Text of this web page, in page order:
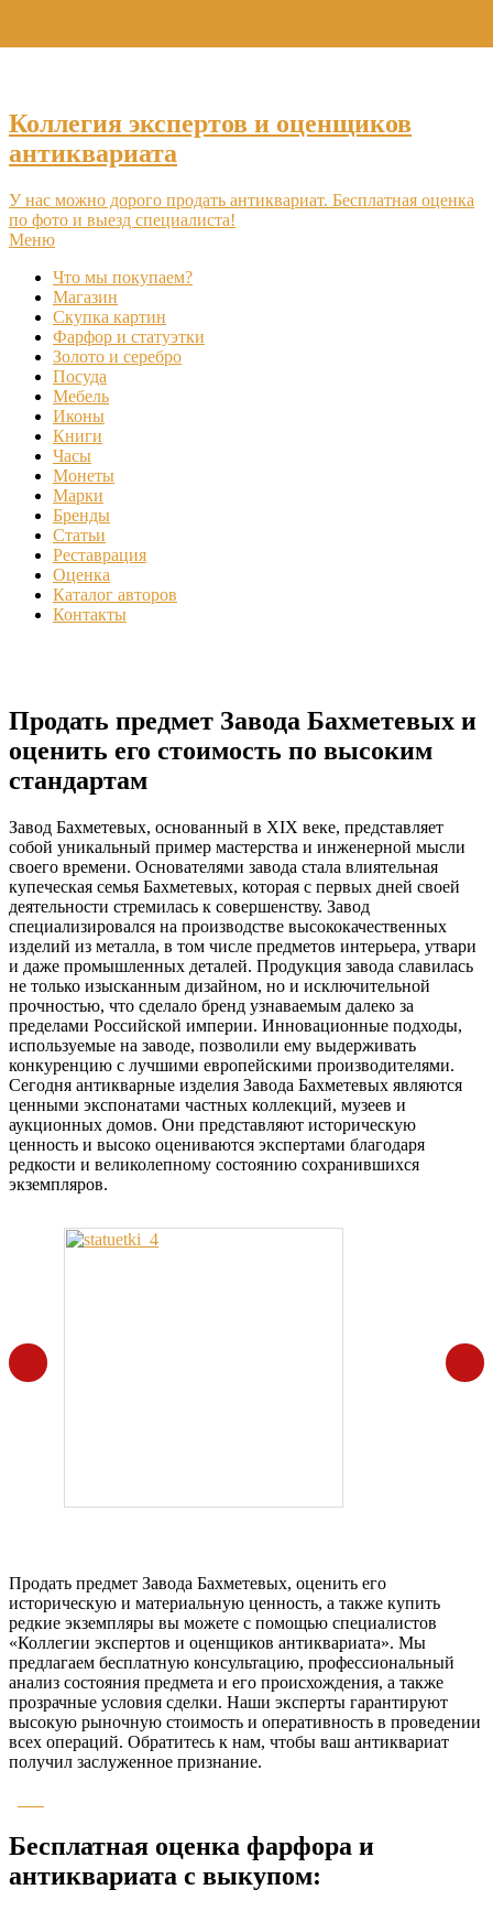
Коллегия экспертов и оценщиков
антиквариата
У нас можно дорого продать антиквариат. Бесплатная оценка
по фото и выезд специалиста!
Меню
Что мы покупаем?
Магазин
Скупка картин
Фарфор и статуэтки
Золото и серебро
Посуда
Мебель
Иконы
Книги
Часы
Монеты
Марки
Бренды
Статьи
Реставрация
Оценка
Каталог авторов
Контакты
Продать предмет Завода Бахметевых и
оценить его стоимость по высоким
стандартам
Завод Бахметевых, основанный в XIX веке, представляет
собой уникальный пример мастерства и инженерной мысли
своего времени. Основателями завода стала влиятельная
купеческая семья Бахметевых, которая с первых дней своей
деятельности стремилась к совершенству. Завод
специализировался на производстве высококачественных
изделий из металла, в том числе предметов интерьера, утвари
и даже промышленных деталей. Продукция завода славилась
не только изысканным дизайном, но и исключительной
прочностью, что сделало бренд узнаваемым далеко за
пределами Российской империи. Инновационные подходы,
используемые на заводе, позволили ему выдерживать
конкуренцию с лучшими европейскими производителями.
Сегодня антикварные изделия Завода Бахметевых являются
ценными экспонатами частных коллекций, музеев и
аукционных домов. Они представляют историческую
ценность и высоко оцениваются экспертами благодаря
редкости и великолепному состоянию сохранившихся
экземпляров.
Продать предмет Завода Бахметевых, оценить его
историческую и материальную ценность, а также купить
редкие экземпляры вы можете с помощью специалистов
«Коллегии экспертов и оценщиков антиквариата». Мы
предлагаем бесплатную консультацию, профессиональный
анализ состояния предмета и его происхождения, а также
прозрачные условия сделки. Наши эксперты гарантируют
высокую рыночную стоимость и оперативность в проведении
всех операций. Обратитесь к нам, чтобы ваш антиквариат
получил заслуженное признание.
Бесплатная оценка фарфора и
антиквариата с выкупом: